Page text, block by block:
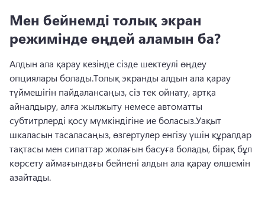
Мен бейнемді толық экран
режимінде өңдей аламын ба?
Алдын ала қарау кезінде сізде шектеулі өңдеу
опциялары болады.Толық экранды алдын ала қарау
түймешігін пайдалансаңыз, сіз тек ойнату, артқа
айналдыру, алға жылжыту немесе автоматты
субтитрлерді қосу мүмкіндігіне ие боласыз.Уақыт
шкаласын тасаласаңыз, өзгертулер енгізу үшін құралдар
тақтасы мен сипаттар жолағын басуға болады, бірақ бұл
көрсету аймағындағы бейнені алдын ала қарау өлшемін
азайтады.